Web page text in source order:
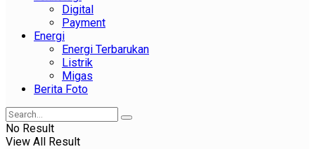
Digital
Payment
Energi
Energi Terbarukan
Listrik
Migas
Berita Foto
No Result
View All Result